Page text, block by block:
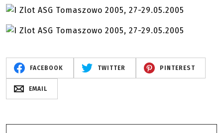
FACEBOOK TWITTER PINTEREST
EMAIL